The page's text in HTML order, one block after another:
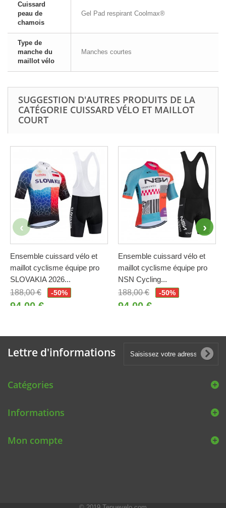
Cuissard
peau de
chamois
Gel Pad respirant Coolmax®
Type de
manche du
maillot vélo
Manches courtes
SUGGESTION D'AUTRES PRODUITS DE LA
CATÉGORIE CUISSARD VÉLO ET MAILLOT
COURT
Ensemble cuissard vélo et
maillot cyclisme équipe pro
SLOVAKIA 2026...
188,00 €
-50%
94,00 €
Ensemble cuissard vélo et
maillot cyclisme équipe pro
NSN Cycling...
188,00 €
-50%
94,00 €
Lettre d'informations
Catégories
Informations
Mon compte